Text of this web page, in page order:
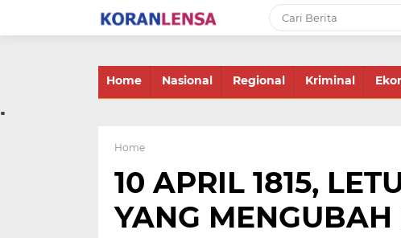
Home Nasional Regional Kriminal
.
Home
10 APRIL 1815,
YANG